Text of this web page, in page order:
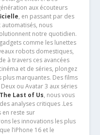
aux écouteurs
, en passant par des
nous
notre quotidien.
comme les lunettes
robots domestiques,
à travers ces avancées
et de séries, plongez
plus marquantes. Des films
ou Avatar 3 aux séries
The Last of Us, nous vous
analyses critiques .Les
en reste sur
les innovations les plus
l’iPhone 16 et le